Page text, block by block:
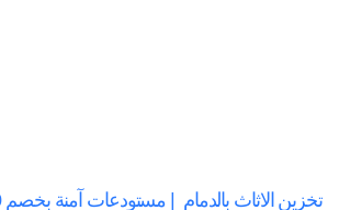
تخزين الاثاث بالدمام | مستودعات آمنة بخصم 30%